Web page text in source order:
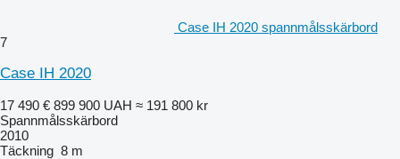
Case IH 2020 spannmålsskärbord
7
Case IH 2020
17 490 € 899 900 UAH ≈ 191 800 kr
Spannmålsskärbord
2010
Täckning 8 m